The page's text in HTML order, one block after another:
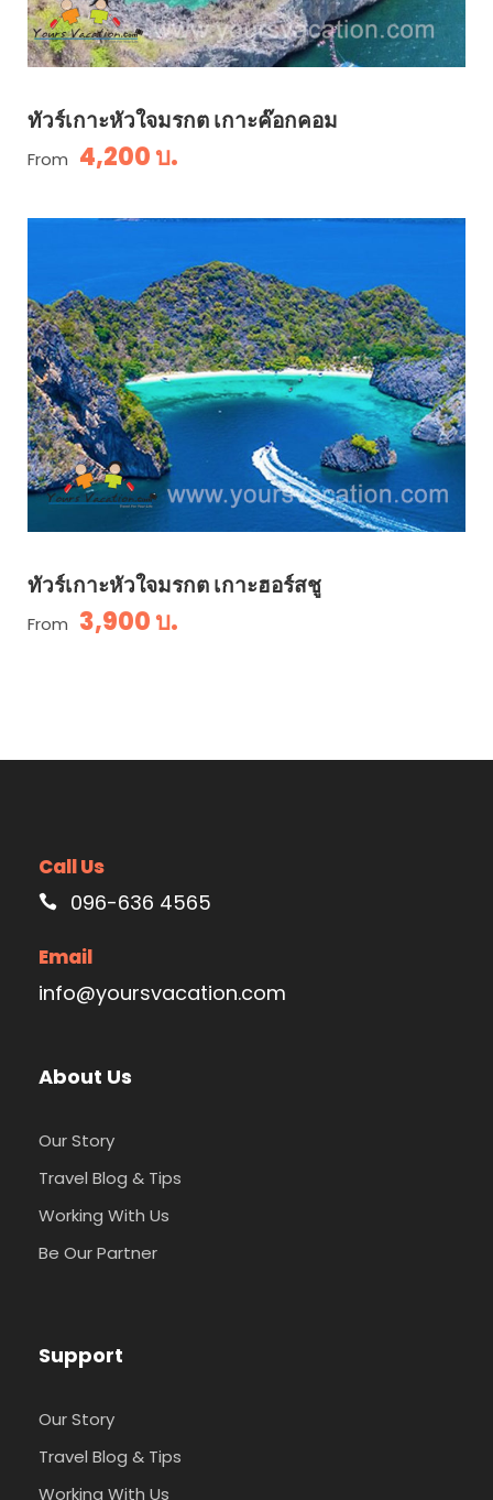
ทัวร์เกาะหัวใจมรกต เกาะค๊อกคอม
From 4,200 บ.
ทัวร์เกาะหัวใจมรกต เกาะฮอร์สชู
From 3,900 บ.
Call Us
096-636 4565
Email
info@yoursvacation.com
About Us
Our Story
Travel Blog & Tips
Working With Us
Be Our Partner
Support
Our Story
Travel Blog & Tips
Working With Us